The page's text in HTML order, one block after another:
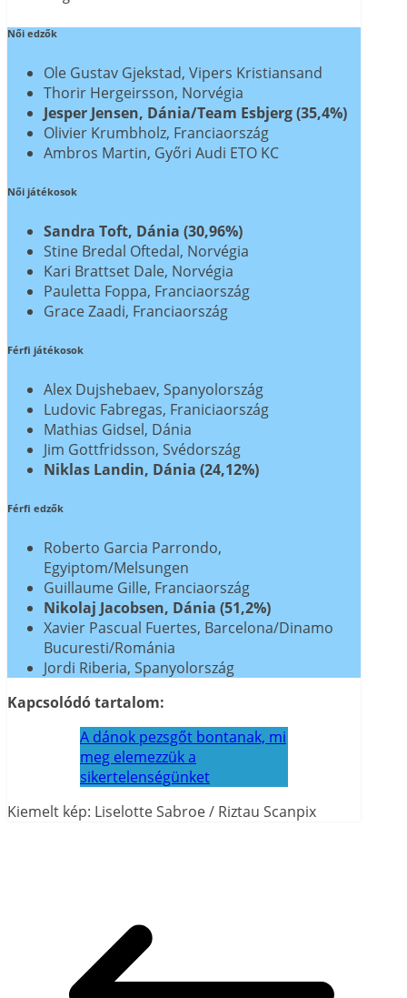
Női edzők
Ole Gustav Gjekstad, Vipers Kristiansand
Thorir Hergeirsson, Norvégia
Jesper Jensen, Dánia/Team Esbjerg (35,4%)
Olivier Krumbholz, Franciaország
Ambros Martin, Győri Audi ETO KC
Női játékosok
Sandra Toft, Dánia (30,96%)
Stine Bredal Oftedal, Norvégia
Kari Brattset Dale, Norvégia
Pauletta Foppa, Franciaország
Grace Zaadi, Franciaország
Férfi játékosok
Alex Dujshebaev, Spanyolország
Ludovic Fabregas, Franiciaország
Mathias Gidsel, Dánia
Jim Gottfridsson, Svédország
Niklas Landin, Dánia (24,12%)
Férfi edzők
Roberto Garcia Parrondo,
Egyiptom/Melsungen
Guillaume Gille, Franciaország
Nikolaj Jacobsen, Dánia (51,2%)
Xavier Pascual Fuertes, Barcelona/Dinamo
Bucuresti/Románia
Jordi Riberia, Spanyolország
Kapcsolódó tartalom:
A dánok pezsgőt bontanak, mi
meg elemezzük a
sikertelenségünket
Kiemelt kép: Liselotte Sabroe / Riztau Scanpix